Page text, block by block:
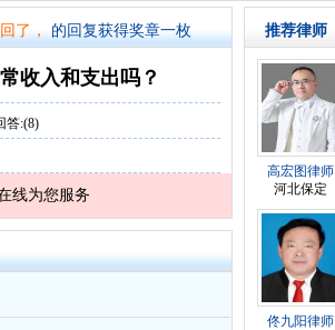
了， 的回复获得奖章一枚
签订的回复获得奖章一枚
一枚
半跟的回复获得奖章一枚
咋办的回复获得奖章一枚
一般的回复获得奖章一枚
收入和支出吗？
答:(8)
线为您服务
推荐律师
高宏图律师
河北保定
佟九阳律师